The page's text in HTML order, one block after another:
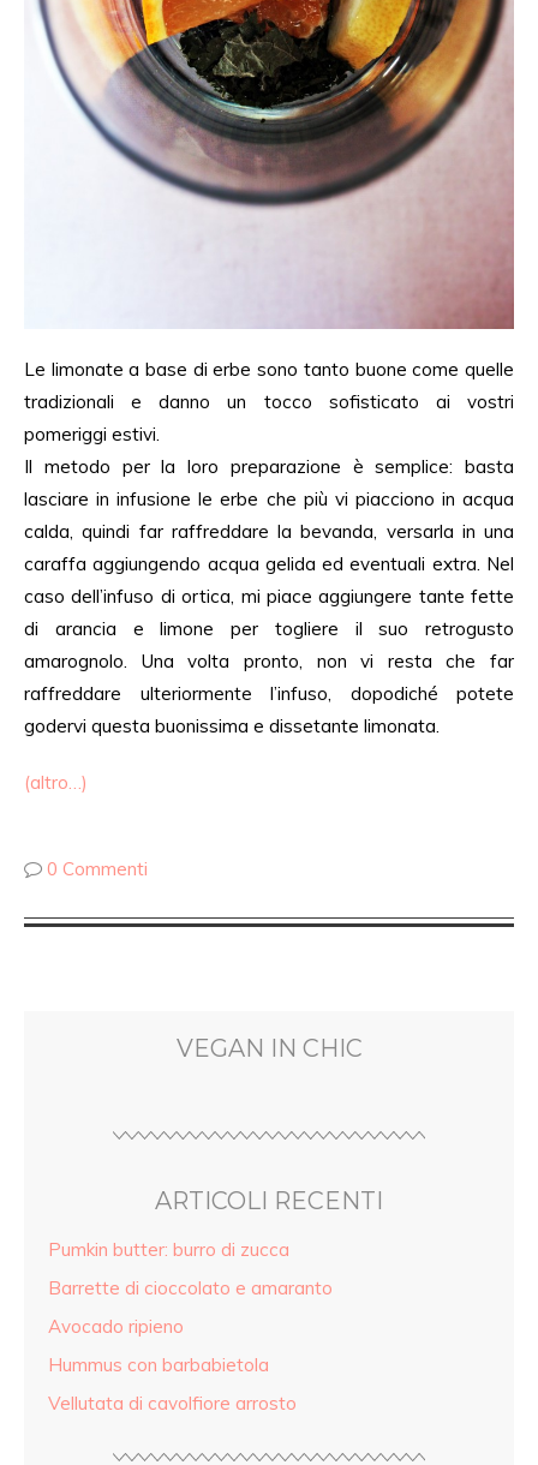
Le limonate a base di erbe sono tanto buone come quelle
tradizionali e danno un tocco sofisticato ai vostri
pomeriggi estivi.
Il metodo per la loro preparazione è semplice: basta
lasciare in infusione le erbe che più vi piacciono in acqua
calda, quindi far raffreddare la bevanda, versarla in una
caraffa aggiungendo acqua gelida ed eventuali extra. Nel
caso dell’infuso di ortica, mi piace aggiungere tante fette
di arancia e limone per togliere il suo retrogusto
amarognolo. Una volta pronto, non vi resta che far
raffreddare ulteriormente l’infuso, dopodiché potete
godervi questa buonissima e dissetante limonata.
(altro…)
0 Commenti
VEGAN IN CHIC
ARTICOLI RECENTI
Pumkin butter: burro di zucca
Barrette di cioccolato e amaranto
Avocado ripieno
Hummus con barbabietola
Vellutata di cavolfiore arrosto